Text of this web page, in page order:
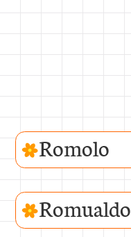
Romolo
Romualdo